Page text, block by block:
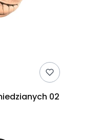
02